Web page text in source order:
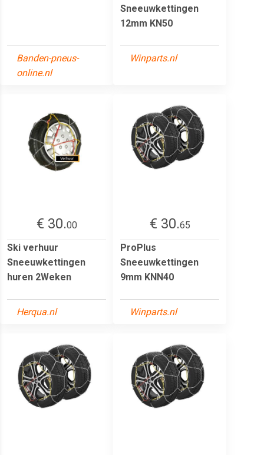
Banden-pneus-
online.nl
Sneeuwkettingen
12mm KN50
Winparts.nl
€ 30.00
Ski verhuur
Sneeuwkettingen
huren 2Weken
Herqua.nl
€ 30.65
ProPlus
Sneeuwkettingen
9mm KNN40
Winparts.nl